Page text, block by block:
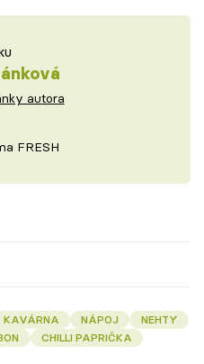
autora
FRESH
KAVÁRNA NÁPOJ
NEHTY
CHILLI PAPRIČKA